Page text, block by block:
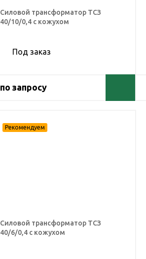
Силовой трансформатор ТСЗ
40/10/0,4 с кожухом
Под заказ
по запросу
Силовой трансформатор ТСЗ
40/6/0,4 с кожухом